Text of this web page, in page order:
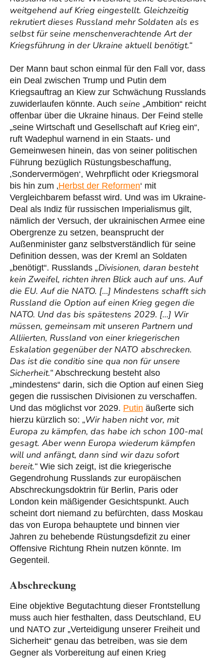
weitgehend auf Krieg eingestellt. Gleichzeitig
rekrutiert dieses Russland mehr Soldaten als es
selbst für seine menschenverachtende Art der
Kriegsführung in der Ukraine aktuell benötigt.“
Der Mann baut schon einmal für den Fall vor, dass
ein Deal zwischen Trump und Putin dem
Kriegsauftrag an Kiew zur Schwächung Russlands
zuwiderlaufen könnte. Auch seine „Ambition“ reicht
offenbar über die Ukraine hinaus. Der Feind stelle
„seine Wirtschaft und Gesellschaft auf Krieg ein“,
ruft Wadephul warnend in ein Staats- und
Gemeinwesen hinein, das von seiner politischen
Führung bezüglich Rüstungsbeschaffung,
‚Sondervermögen‘, Wehrpflicht oder Kriegsmoral
bis hin zum ‚Herbst der Reformen‘ mit
Vergleichbarem befasst wird. Und was im Ukraine-
Deal als Indiz für russischen Imperialismus gilt,
nämlich der Versuch, der ukrainischen Armee eine
Obergrenze zu setzen, beansprucht der
Außenminister ganz selbstverständlich für seine
Definition dessen, was der Kreml an Soldaten
„benötigt“. Russlands „Divisionen, daran besteht
kein Zweifel, richten ihren Blick auch auf uns. Auf
die EU. Auf die NATO. […] Mindestens schafft sich
Russland die Option auf einen Krieg gegen die
NATO. Und das bis spätestens 2029. […] Wir
müssen, gemeinsam mit unseren Partnern und
Alliierten, Russland von einer kriegerischen
Eskalation gegenüber der NATO abschrecken.
Das ist die conditio sine qua non für unsere
Sicherheit.“ Abschreckung besteht also
„mindestens“ darin, sich die Option auf einen Sieg
gegen die russischen Divisionen zu verschaffen.
Und das möglichst vor 2029. Putin äußerte sich
hierzu kürzlich so: „Wir haben nicht vor, mit
Europa zu kämpfen, das habe ich schon 100-mal
gesagt. Aber wenn Europa wiederum kämpfen
will und anfängt, dann sind wir dazu sofort
bereit.“ Wie sich zeigt, ist die kriegerische
Gegendrohung Russlands zur europäischen
Abschreckungsdoktrin für Berlin, Paris oder
London kein mäßigender Gesichtspunkt. Auch
scheint dort niemand zu befürchten, dass Moskau
das von Europa behauptete und binnen vier
Jahren zu behebende Rüstungsdefizit zu einer
Offensive Richtung Rhein nutzen könnte. Im
Gegenteil.
Abschreckung
Eine objektive Begutachtung dieser Frontstellung
muss auch hier festhalten, dass Deutschland, EU
und NATO zur „Verteidigung unserer Freiheit und
Sicherheit“ genau das betreiben, was sie dem
Gegner als Vorbereitung auf einen Krieg